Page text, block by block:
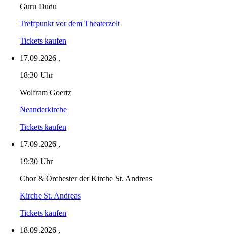
Guru Dudu
Treffpunkt vor dem Theaterzelt
Tickets kaufen
17.09.2026 ,
18:30 Uhr
Wolfram Goertz
Neanderkirche
Tickets kaufen
17.09.2026 ,
19:30 Uhr
Chor & Orchester der Kirche St. Andreas
Kirche St. Andreas
Tickets kaufen
18.09.2026 ,